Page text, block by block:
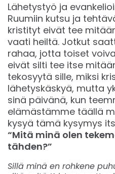
Lähetystyö ja
Ruumiin kutsu ja
kristityt eivät tee
vaati heiltä. Jotkut
rahaa, jotta toiset
eivät silti tee itse
tekosyytä sille, miksi
lähetyskäskyä, mutta
sinä päivänä, kun
elämästämme täällä
kysyä tämä kysymys
“Mitä minä olen
tähden?”
Sillä minä en rohkene